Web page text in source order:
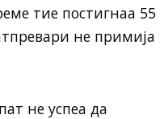
тие постигнаа 55
не примија
не успеа да